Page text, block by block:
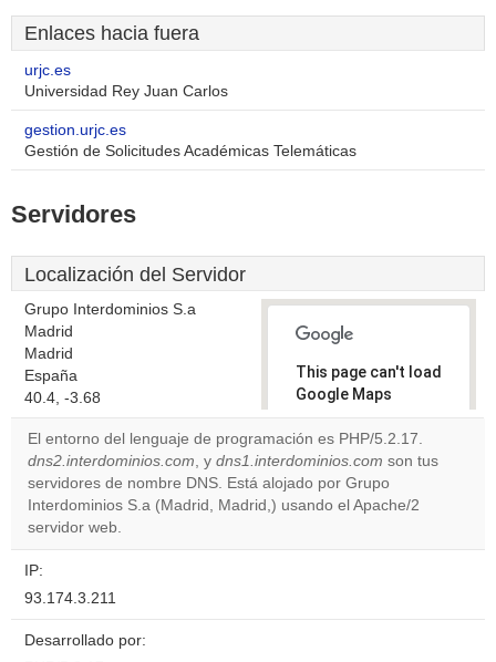
Enlaces hacia fuera
urjc.es
Universidad Rey Juan Carlos
gestion.urjc.es
Gestión de Solicitudes Académicas Telemáticas
Servidores
Localización del Servidor
Grupo Interdominios S.a
Madrid
Madrid
España
40.4, -3.68
This page can't load
Google Maps
correctly.
Do you
own this
website?
El entorno del lenguaje de programación es PHP/5.2.17.
dns2.interdominios.com, y dns1.interdominios.com son tus
servidores de nombre DNS. Está alojado por Grupo
Interdominios S.a (Madrid, Madrid,) usando el Apache/2
servidor web.
IP:
93.174.3.211
Desarrollado por: